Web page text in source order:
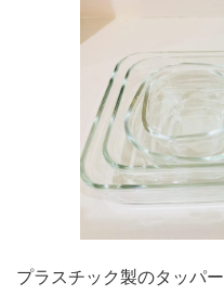
プラスチック製のタッパ